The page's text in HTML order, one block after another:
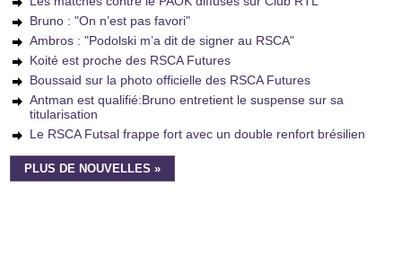
Bruno : "On n’est pas favori"
Ambros : "Podolski m’a dit de signer au RSCA"
Koité est proche des RSCA Futures
Boussaid sur la photo officielle des RSCA Futures
Antman est qualifié:Bruno entretient le suspense sur sa
titularisation
Le RSCA Futsal frappe fort avec un double renfort brésilien
PLUS DE NOUVELLES »